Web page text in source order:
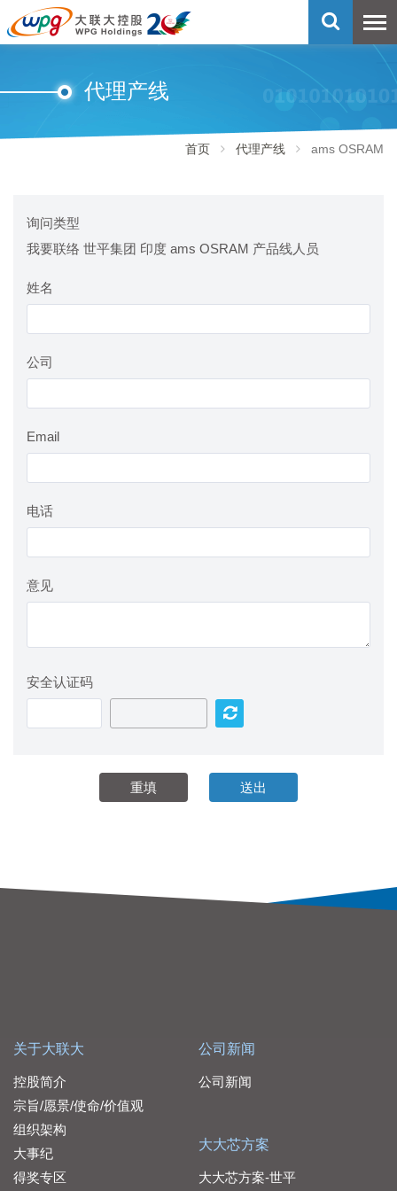
代理产线
首页 代理产线 ams OSRAM
询问类型
我要联络 世平集团 印度 ams OSRAM 产品线人员
姓名
公司
Email
电话
意见
安全认证码
关于大联大
控股简介
宗旨/愿景/使命/价值观
组织架构
大事纪
得奖专区
公司新闻
公司新闻
大大芯方案
大大芯方案-世平